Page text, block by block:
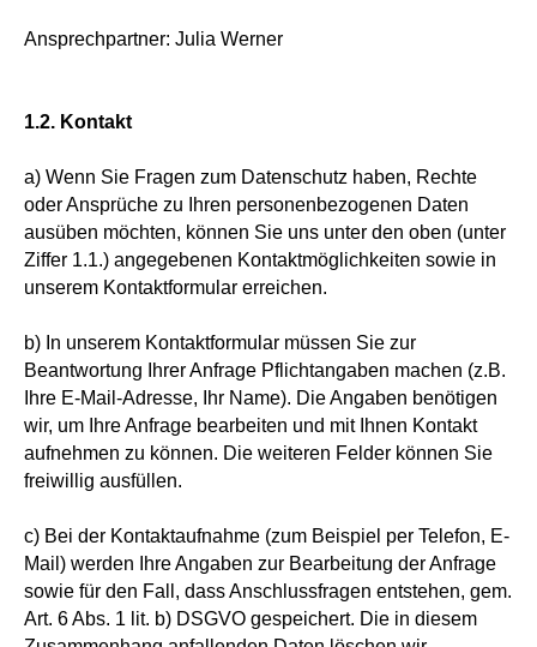
Ansprechpartner: Julia Werner
1.2. Kontakt
a) Wenn Sie Fragen zum Datenschutz haben, Rechte
oder Ansprüche zu Ihren personenbezogenen Daten
ausüben möchten, können Sie uns unter den oben (unter
Ziffer 1.1.) angegebenen Kontaktmöglichkeiten sowie in
unserem Kontaktformular erreichen.
b) In unserem Kontaktformular müssen Sie zur
Beantwortung Ihrer Anfrage Pflichtangaben machen (z.B.
Ihre E-Mail-Adresse, Ihr Name). Die Angaben benötigen
wir, um Ihre Anfrage bearbeiten und mit Ihnen Kontakt
aufnehmen zu können. Die weiteren Felder können Sie
freiwillig ausfüllen.
c) Bei der Kontaktaufnahme (zum Beispiel per Telefon, E-
Mail) werden Ihre Angaben zur Bearbeitung der Anfrage
sowie für den Fall, dass Anschlussfragen entstehen, gem.
Art. 6 Abs. 1 lit. b) DSGVO gespeichert. Die in diesem